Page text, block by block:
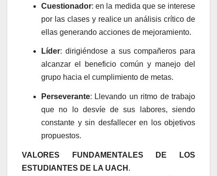
Cuestionador: en la medida que se interese
por las clases y realice un análisis crítico de
ellas generando acciones de mejoramiento.
Líder: dirigiéndose a sus compañeros para
alcanzar el beneficio común y manejo del
grupo hacia el cumplimiento de metas.
Perseverante: Llevando un ritmo de trabajo
que no lo desvíe de sus labores, siendo
constante y sin desfallecer en los objetivos
propuestos.
VALORES FUNDAMENTALES DE LOS
ESTUDIANTES DE LA UACH .